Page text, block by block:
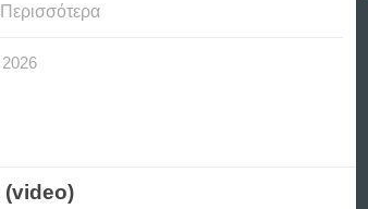
2026
(video)